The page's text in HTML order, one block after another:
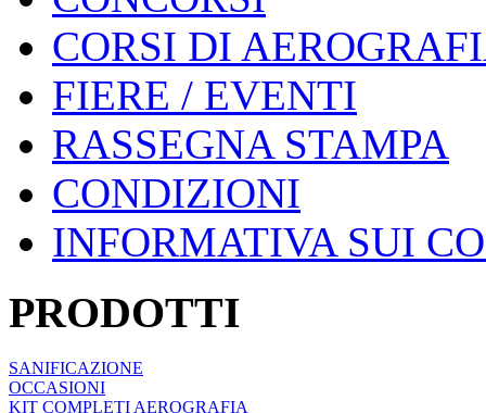
CORSI DI
FIERE / EVENTI
RASSEGNA STAMPA
CONDIZIONI
INFORMATIVA SUI
PRODOTTI
SANIFICAZIONE
OCCASIONI
KIT COMPLETI AEROGRAFIA